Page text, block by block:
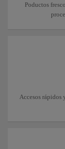
Poductos
Accesos rápidos